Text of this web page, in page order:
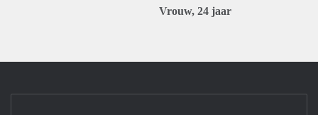
Vrouw, 24 jaar